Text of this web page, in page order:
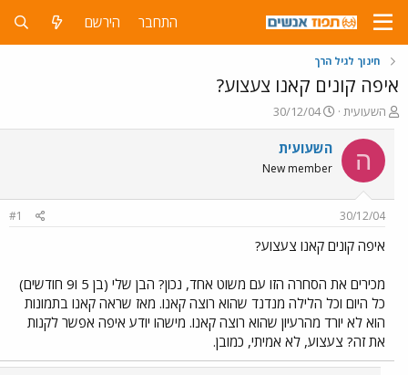
התחבר הירשם
חינוך לגיל הרך
איפה קונים קאנו צעצוע?
פ
ו
ת
ח
ה
ש
א
השעועית
פ
ו
ר
ס
ם
ר
30/12/04
ה השעועית
New member
30/12/04
#1
איפה קונים קאנו צעצוע?
מכירים את הסחרה הזו עם משוט אחד, נכון? הבן שלי (בן 5 ו9 חודשים)
כל היום וכל הלילה מנדנד שהוא רוצה קאנו. מאז שראה קאנו בתמונות
הוא לא יורד מהרעיון שהוא רוצה קאנו. מישהו יודע איפה אפשר לקנות
את זה? צעצוע, לא אמיתי, כמובן.